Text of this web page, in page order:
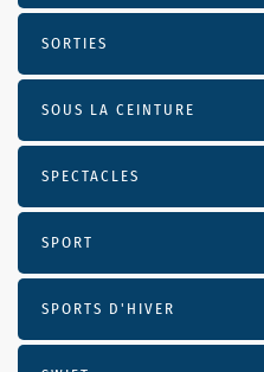
SORTIES
SOUS LA CEINTURE
SPECTACLES
SPORT
SPORTS D'HIVER